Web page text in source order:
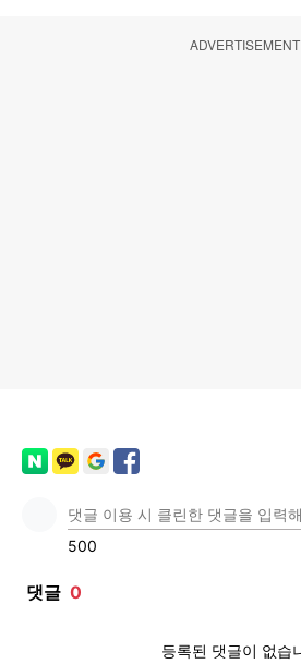
ADVERTISEMENT